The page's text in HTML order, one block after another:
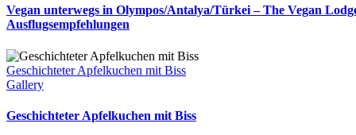
Vegan unterwegs in Olympos/Antalya/Türkei – The Vegan
Ausflugsempfehlungen
Geschichteter Apfelkuchen mit Biss
Gallery
Geschichteter Apfelkuchen mit Biss